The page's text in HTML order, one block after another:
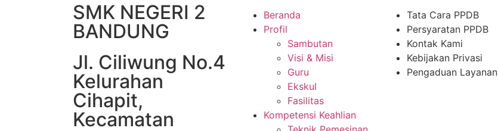
SMK NEGERI 2
BANDUNG
Jl. Ciliwung No.4
Kelurahan
Cihapit,
Kecamatan
Beranda
Profil
Sambutan
Visi & Misi
Guru
Ekskul
Fasilitas
Kompetensi Keahlian
Tata Cara PPDB
Persyaratan PPDB
Kontak Kami
Kebijakan Privasi
Pengaduan Layanan